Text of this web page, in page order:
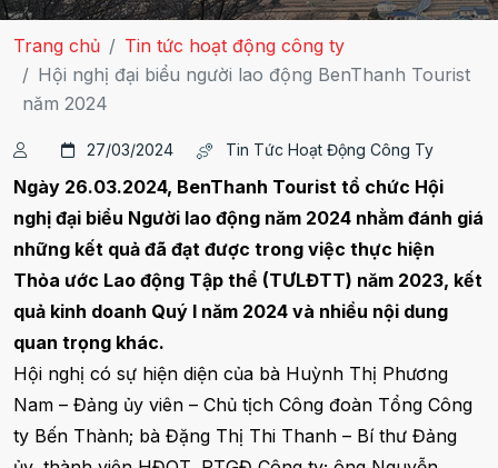
Trang chủ
Tin tức hoạt động công ty
Hội nghị đại biểu người lao động BenThanh Tourist
năm 2024
27/03/2024 Tin Tức Hoạt Động Công Ty
Ngày 26.03.2024, BenThanh Tourist tổ chức Hội
nghị đại biểu Người lao động năm 2024 nhằm đánh giá
những kết quả đã đạt được trong việc thực hiện
Thỏa ước Lao động Tập thể (TƯLĐTT) năm 2023, kết
quả kinh doanh Quý I năm 2024 và nhiều nội dung
quan trọng khác.
Hội nghị có sự hiện diện của bà Huỳnh Thị Phương
Nam – Đảng ủy viên – Chủ tịch Công đoàn Tổng Công
ty Bến Thành; bà Đặng Thị Thi Thanh – Bí thư Đảng